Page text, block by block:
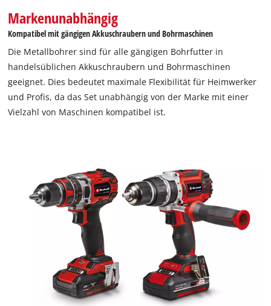
Markenunabhängig
Kompatibel mit gängigen Akkuschraubern und Bohrmaschinen
Die Metallbohrer sind für alle gängigen Bohrfutter in
handelsüblichen Akkuschraubern und Bohrmaschinen
geeignet. Dies bedeutet maximale Flexibilität für Heimwerker
und Profis, da das Set unabhängig von der Marke mit einer
Vielzahl von Maschinen kompatibel ist.